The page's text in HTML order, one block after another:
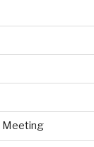
Meeting